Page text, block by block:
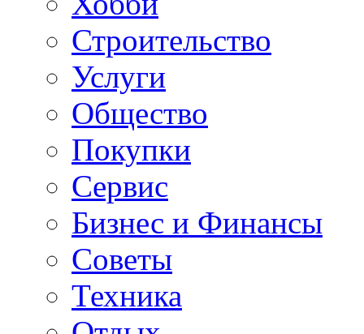
Строительство
Услуги
Общество
Покупки
Сервис
Бизнес и Финансы
Советы
Техника